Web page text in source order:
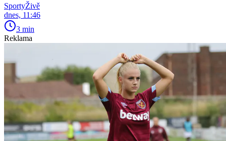
SportyŽivě
dnes, 11:46
3 min
Reklama